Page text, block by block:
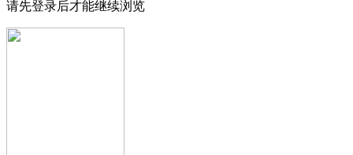
请先登录后才能继续浏览